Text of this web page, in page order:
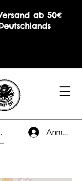
ab 50€
Anmelden